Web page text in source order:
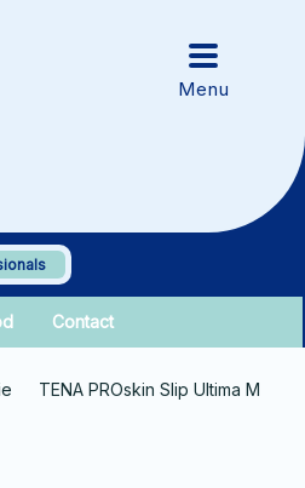
Contact
TENA PROskin Slip Ultima M